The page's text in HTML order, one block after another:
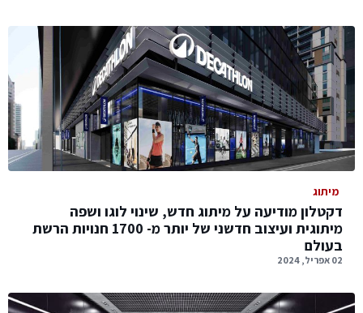
מיתוג
דקטלון מודיעה על מיתוג חדש, שינוי לוגו ושפה
מיתוגית ועיצוב חדשני של יותר מ- 1700 חנויות הרשת
בעולם
02 אפריל, 2024